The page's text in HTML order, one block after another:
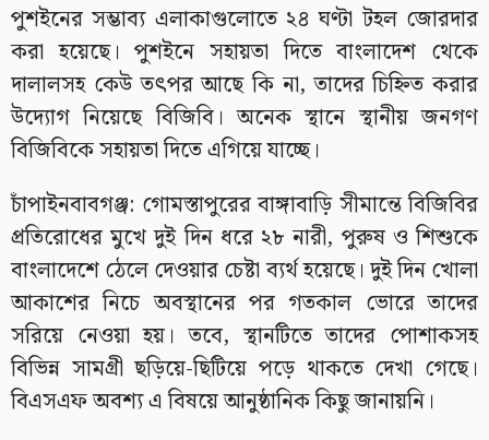
পুশইনের সম্ভাব্য এলাকাগুলোতে ২৪ ঘণ্টা টহল জোরদার
করা হয়েছে। পুশইনে সহায়তা দিতে বাংলাদেশ থেকে
দালালসহ কেউ তৎপর আছে কি না, তাদের চিহ্নিত করার
উদ্যোগ নিয়েছে বিজিবি। অনেক স্থানে স্থানীয় জনগণ
বিজিবিকে সহায়তা দিতে এগিয়ে যাচ্ছে।
চাঁপাইনবাবগঞ্জ: গোমস্তাপুরের বাঙ্গাবাড়ি সীমান্তে বিজিবির
প্রতিরোধের মুখে দুই দিন ধরে ২৮ নারী, পুরুষ ও শিশুকে
বাংলাদেশে ঠেলে দেওয়ার চেষ্টা ব্যর্থ হয়েছে। দুই দিন খোলা
আকাশের নিচে অবস্থানের পর গতকাল ভোরে তাদের
সরিয়ে নেওয়া হয়। তবে, স্থানটিতে তাদের পোশাকসহ
বিভিন্ন সামগ্রী ছড়িয়ে-ছিটিয়ে পড়ে থাকতে দেখা গেছে।
বিএসএফ অবশ্য এ বিষয়ে আনুষ্ঠানিক কিছু জানায়নি।